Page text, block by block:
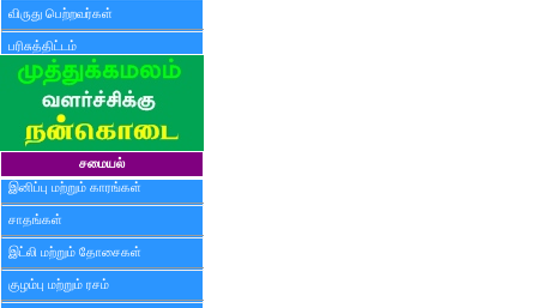
விருது பெற்றவர்கள்
பரிசுத்திட்டம்
சமையல்
இனிப்பு மற்றும் காரங்கள்
சாதங்கள்
இட்லி மற்றும் தோசைகள்
குழம்பு மற்றும் ரசம்